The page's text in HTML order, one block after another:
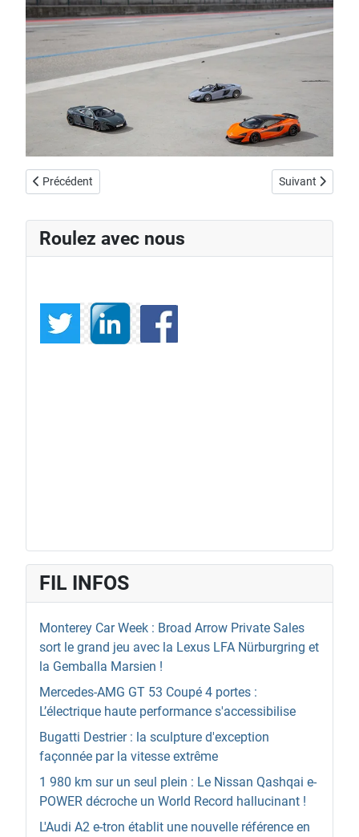
Article précédent : Les carburants vont changer de nom
Précédent Article suivant :
Suivant
Roulez avec nous
FIL INFOS
Monterey Car Week : Broad Arrow Private Sales
sort le grand jeu avec la Lexus LFA Nürburgring et
la Gemballa Marsien !
Mercedes-AMG GT 53 Coupé 4 portes :
L’électrique haute performance s'accessibilise
Bugatti Destrier : la sculpture d'exception
façonnée par la vitesse extrême
1 980 km sur un seul plein : Le Nissan Qashqai e-
POWER décroche un World Record hallucinant !
L'Audi A2 e-tron établit une nouvelle référence en